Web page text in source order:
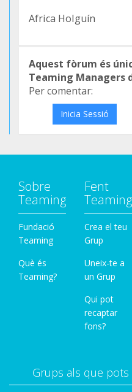
Africa Holguín
Aquest fòrum és
Teaming Managers
Per comentar:
Inicia Sessió
Sobre
Teaming
Fundació
Teaming
Què és
Teaming?
Fent
Teaming
Crea el teu
Grup
Uneix-te a
un Grup
Qui pot
recaptar
fons?
Grups als que pots